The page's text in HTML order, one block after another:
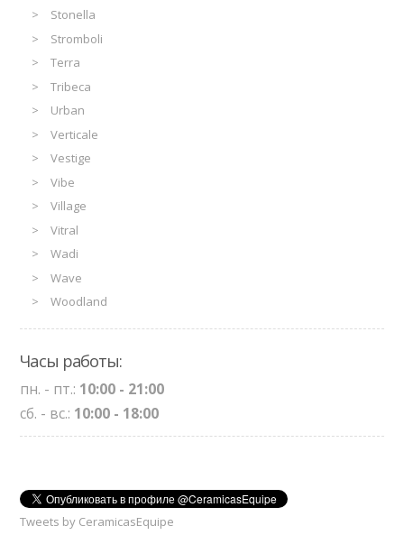
Stonella
Stromboli
Terra
Tribeca
Urban
Verticale
Vestige
Vibe
Village
Vitral
Wadi
Wave
Woodland
Часы работы:
пн. - пт.: 10:00 - 21:00
сб. - вс.: 10:00 - 18:00
Tweets by CeramicasEquipe